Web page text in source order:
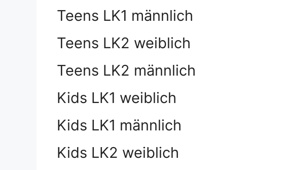
Teens LK1 männlich
Teens LK2 weiblich
Teens LK2 männlich
Kids LK1 weiblich
Kids LK1 männlich
Kids LK2 weiblich